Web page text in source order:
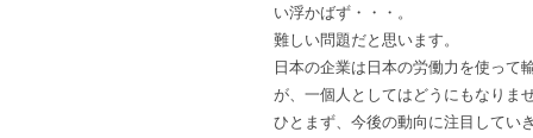
い浮かばず・・・。
難しい問題だと思います。
日本の企業は日本の労働力を使って
が、一個人としてはどうにもなりま
ひとまず、今後の動向に注目してい